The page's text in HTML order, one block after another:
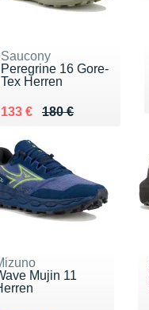
Saucony
Peregrine 16 Gore-
Tex Herren
180 €
Au lieu de 180 €
133 €
Vendu 133 €
Mujin 11